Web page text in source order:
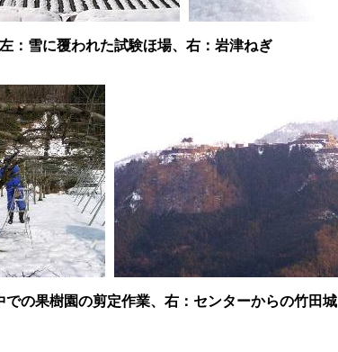
左：雪に覆われた試験ほ場、右：岩津ねぎ
での果樹園の剪定作業、右：センターからの竹田城